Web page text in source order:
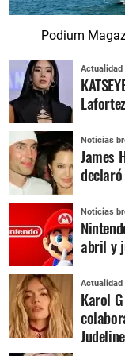
Podium
Actualidad
Noticias
James
Noticias
abril y
Actualidad
Karol